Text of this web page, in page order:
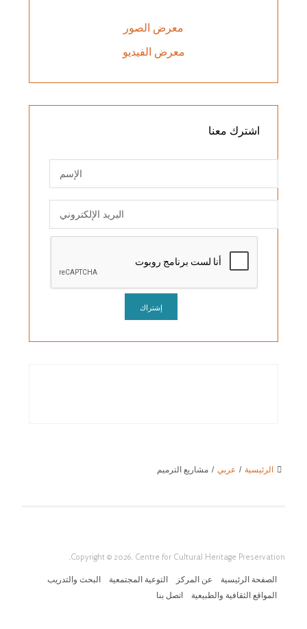
معرض الصور
معرض الفيديو
اشترك معنا
الرئيسية / عربي / مشاريع الترميم
Copyright © 2026. Centre for Cultural Heritage Preservation.
الصفحة الرئيسية عن المركز التوعية المجتمعية
البحث والتدريب
المواقع الثقافية والطبيعية
اتصل بنا